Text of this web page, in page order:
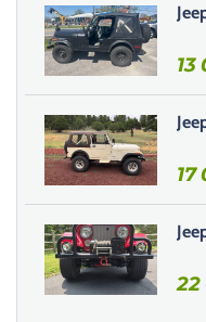
p
v
i
d
e
.
13
17
22